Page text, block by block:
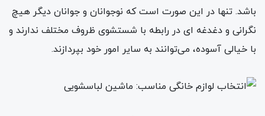
باشد. تنها در این صورت است که نوجوانان و جوانان دیگر هیچ
نگرانی و دغدغه ای در رابطه با شستشوی ظروف مختلف ندارند و
با خیالی آسوده، می‌توانند به سایر امور خود بپردازند.